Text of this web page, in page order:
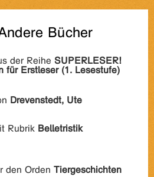
Bücher
der Reihe SUPERLESER!
für Erstleser (1. Lesestufe)
Drevenstedt, Ute
Rubrik Belletristik
den Orden Tiergeschichten